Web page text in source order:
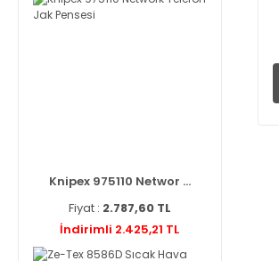
Knipex 975110 Networ ...
Fiyat : 2.787,60 TL
İndirimli 2.425,21 TL